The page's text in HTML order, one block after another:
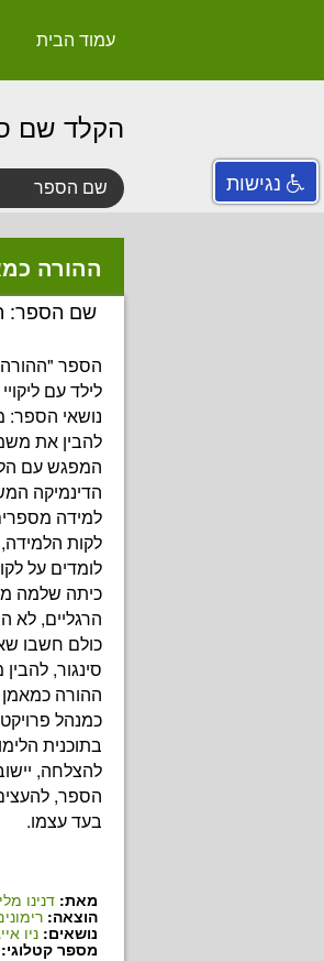
עמוד הבית
הקלד שם
ההורה
שם הספר:
הספר
לילד עם
נושאי הספר:
להבין את
המפגש עם
הדינמיקה
למידה
לקות
לומדים על
כיתה שלמה
הרגליים, לא
כולם חשבו
סינגור,
ההורה כמאמן
כמנהל
בתוכנית
להצלחה,
הספר,
בעד עצמו.
מאת: דנינו מלי
הוצאה:
נושאים: ניו
מספר קטלוגי: AF22 AF23
נגישות